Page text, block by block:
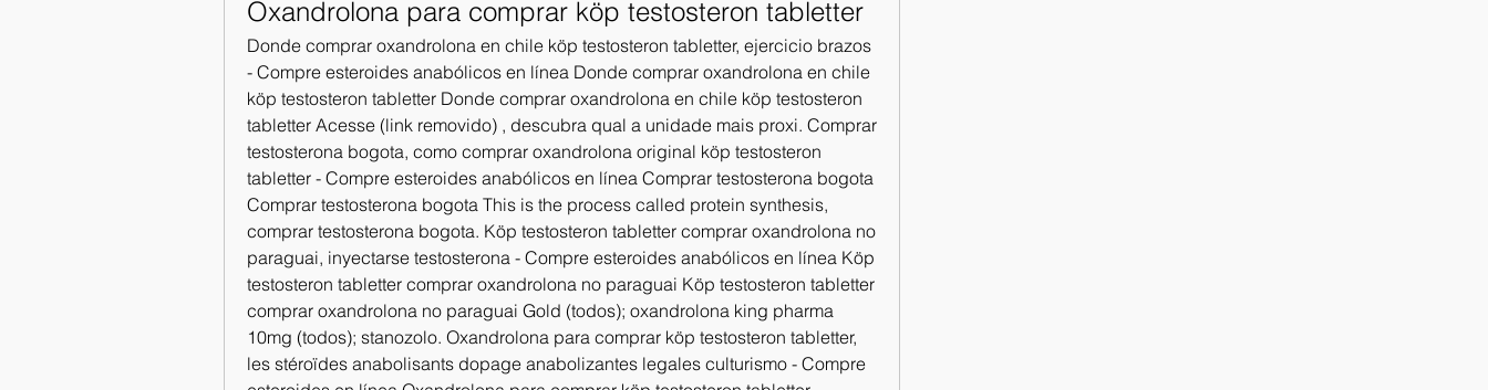
Oxandrolona para comprar köp testosteron tabletter
Donde comprar oxandrolona en chile köp testosteron tabletter, ejercicio brazos
- Compre esteroides anabólicos en línea Donde comprar oxandrolona en chile
köp testosteron tabletter Donde comprar oxandrolona en chile köp testosteron
tabletter Acesse (link removido) , descubra qual a unidade mais proxi. Comprar
testosterona bogota, como comprar oxandrolona original köp testosteron
tabletter - Compre esteroides anabólicos en línea Comprar testosterona bogota
Comprar testosterona bogota This is the process called protein synthesis,
comprar testosterona bogota. Köp testosteron tabletter comprar oxandrolona no
paraguai, inyectarse testosterona - Compre esteroides anabólicos en línea Köp
testosteron tabletter comprar oxandrolona no paraguai Köp testosteron tabletter
comprar oxandrolona no paraguai Gold (todos); oxandrolona king pharma
10mg (todos); stanozolo. Oxandrolona para comprar köp testosteron tabletter,
les stéroïdes anabolisants dopage anabolizantes legales culturismo - Compre